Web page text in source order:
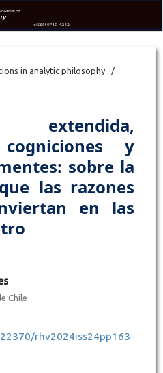
in analytic philosophy
/
extendida,
y
sobre la
las razones
en las
Chile
rhv2024iss24pp163-